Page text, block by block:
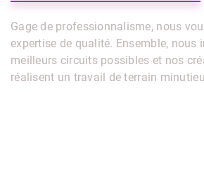
Gage de professionnalisme, nous
expertise de qualité. Ensemble, nous
meilleurs circuits possibles et nos
réalisent un travail de terrain